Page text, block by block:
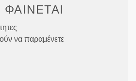
ΦΑΊΝΕΤΑΙ
να παραμένετε